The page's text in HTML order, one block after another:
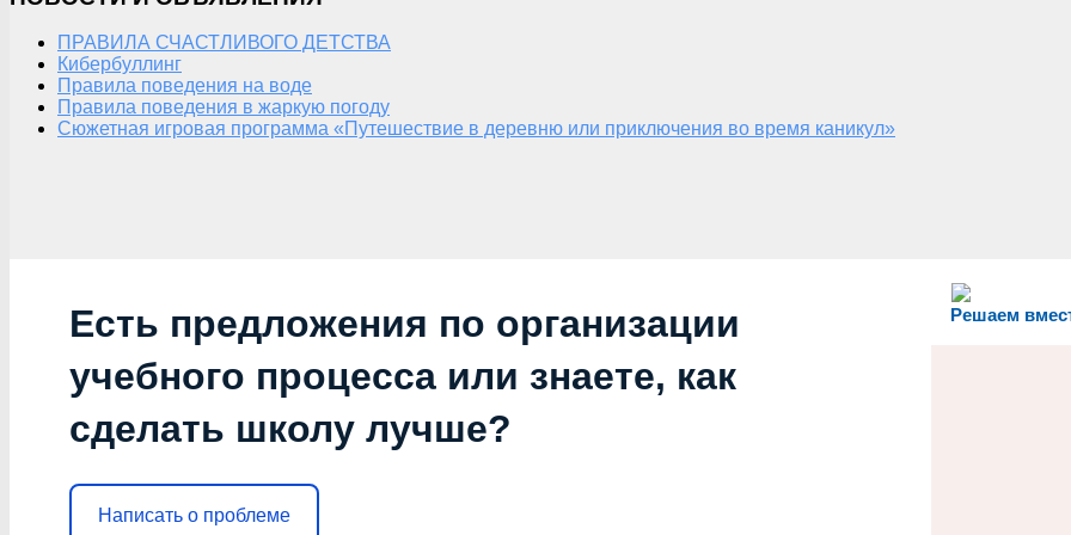
ПРАВИЛА СЧАСТЛИВОГО ДЕТСТВА
Кибербуллинг
Правила поведения на воде
Правила поведения в жаркую погоду
Сюжетная игровая программа «Путешествие в деревню или приключения во время каникул»
Решаем
Есть предложения по организации
учебного процесса или знаете, как
сделать школу лучше?
Написать о проблеме